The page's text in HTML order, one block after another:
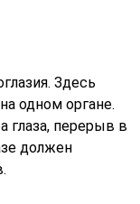
Здесь
одном органе.
глаза, перерыв в
должен